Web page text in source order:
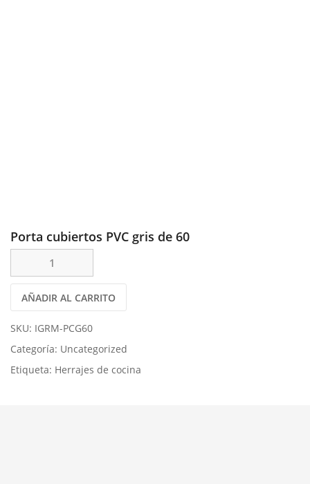
Porta cubiertos PVC gris de 60
AÑADIR AL CARRITO
SKU: IGRM-PCG60
Categoría: Uncategorized
Etiqueta: Herrajes de cocina